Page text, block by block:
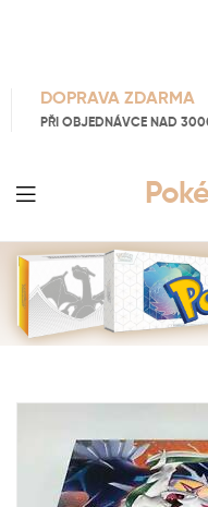
DOPRAVA ZDARMA
PŘI OBJEDNÁVCE NAD